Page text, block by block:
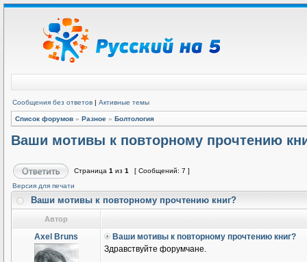
Сообщения без ответов | Активные темы
Список форумов » Разное » Болтология
Ваши мотивы к повторному прочтению
Страница 1 из 1
[ Сообщений: 7 ]
Версия для печати
Ваши мотивы к повторному прочтению книг?
Автор
Axel Bruns
Ваши мотивы к повторному прочтению книг?
Здравствуйте форумчане.